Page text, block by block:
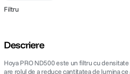
Filtru
Descriere
Hoya PRO ND500 este un filtru cu
are rolul de a reduce cantitatea de lumina